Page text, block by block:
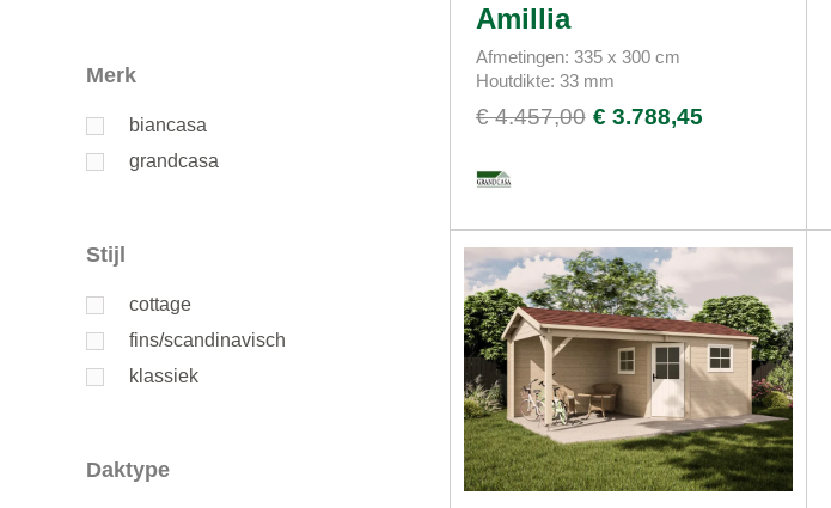
Merk
biancasa
grandcasa
Stijl
cottage
fins/scandinavisch
klassiek
Daktype
Amillia
Afmetingen: 335 x 300 cm
Houtdikte: 33 mm
€ 4.457,00 € 3.788,45